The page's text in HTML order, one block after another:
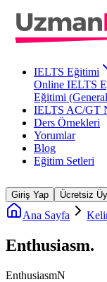
IELTS Eğitimi
Online IELTS
Eğitimi
IELTS AC/GT
Ders Örnekleri
Yorumlar
Blog
Eğitim Setleri
Giriş Yap Ücretsiz
Ana Sayfa
Enthusiasm.
EnthusiasmN